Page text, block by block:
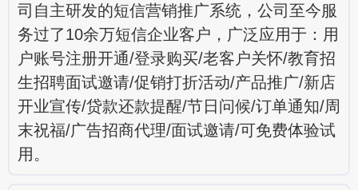
司自主研发的短信营销推广系统，公司至今服
务过了10余万短信企业客户，广泛应用于：用
户账号注册开通/登录购买/老客户关怀/教育招
生招聘面试邀请/促销打折活动/产品推广/新店
开业宣传/贷款还款提醒/节日问候/订单通知/周
末祝福/广告招商代理/面试邀请/可免费体验试
用。